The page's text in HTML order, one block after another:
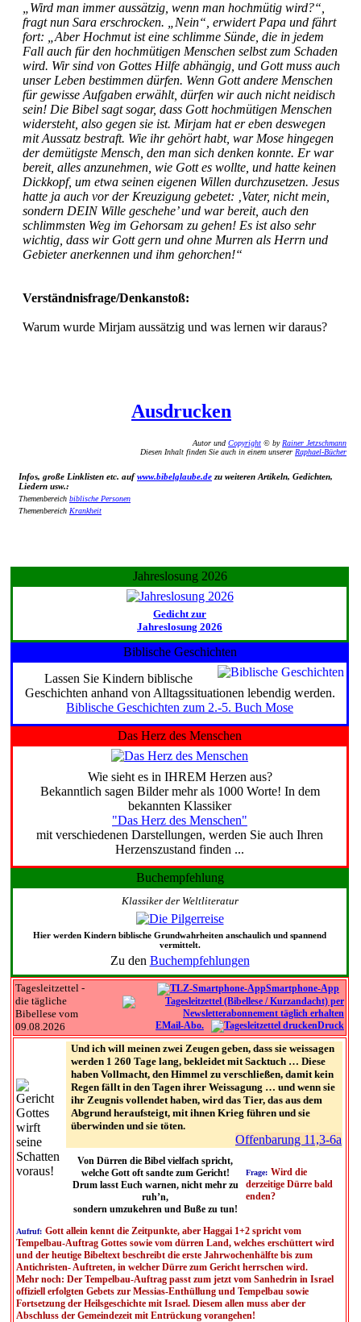
„Wird man immer aussätzig, wenn man hochmütig wird?“,
fragt nun Sara erschrocken. „Nein“, erwidert Papa und fährt
fort: „Aber Hochmut ist eine schlimme Sünde, die in jedem
Fall auch für den hochmütigen Menschen selbst zum Schaden
wird. Wir sind von Gottes Hilfe abhängig, und Gott muss auch
unser Leben bestimmen dürfen. Wenn Gott andere Menschen
für gewisse Aufgaben erwählt, dürfen wir auch nicht neidisch
sein! Die Bibel sagt sogar, dass Gott hochmütigen Menschen
widersteht, also gegen sie ist. Mirjam hat er eben deswegen
mit Aussatz bestraft. Wie ihr gehört habt, war Mose hingegen
der demütigste Mensch, den man sich denken konnte. Er war
bereit, alles anzunehmen, wie Gott es wollte, und hatte keinen
Dickkopf, um etwa seinen eigenen Willen durchzusetzen. Jesus
hatte ja auch vor der Kreuzigung gebetet: ‚Vater, nicht mein,
sondern DEIN Wille geschehe’ und war bereit, auch den
schlimmsten Weg im Gehorsam zu gehen! Es ist also sehr
wichtig, dass wir Gott gern und ohne Murren als Herrn und
Gebieter anerkennen und ihm gehorchen!“
Verständnisfrage/Denkanstoß:
Warum wurde Mirjam aussätzig und was lernen wir daraus?
Ausdrucken
Autor und Copyright © by Rainer Jetzschmann
Diesen Inhalt finden Sie auch in einem unserer Raphael-Bücher
Infos, große Linklisten etc. aufwww.bibelglaube.de zu weiteren Artikeln, Gedichten,
Liedern usw.:
Themenbereich biblische Personen
Themenbereich Krankheit
Jahreslosung 2026
Gedicht zur
Jahreslosung 2026
Biblische Geschichten
Lassen Sie Kindern biblische
Geschichten anhand von Alltagssituationen lebendig werden.
Biblische Geschichten zum 2.-5. Buch Mose
Das Herz des Menschen
Wie sieht es in IHREM Herzen aus?
Bekanntlich sagen Bilder mehr als 1000 Worte! In dem
bekannten Klassiker
"Das Herz des Menschen"
mit verschiedenen Darstellungen, werden Sie auch Ihren
Herzenszustand finden ...
Buchempfehlung
Klassiker der Weltliteratur
Hier werden Kindern biblische Grundwahrheiten anschaulich und spannend
vermittelt.
Zu den Buchempfehlungen
Tagesleitzettel -
die tägliche
Bibellese vom
09.08.2026
Smartphone-App
EMail-Abo. Druck
Und ich will meinen zwei Zeugen geben, dass sie weissagen
werden 1 260 Tage lang, bekleidet mit Sacktuch … Diese
haben Vollmacht, den Himmel zu verschließen, damit kein
Regen fällt in den Tagen ihrer Weissagung … und wenn sie
ihr Zeugnis vollendet haben, wird das Tier, das aus dem
Abgrund heraufsteigt, mit ihnen Krieg führen und sie
überwinden und sie töten.
Offenbarung 11,3-6a
Von Dürren die Bibel vielfach spricht,
welche Gott oft sandte zum Gericht!
Drum lasst Euch warnen, nicht mehr zu
ruh’n,
sondern umzukehren und Buße zu tun!
Frage: Wird die
derzeitige Dürre bald
enden?
Aufruf: Gott allein kennt die Zeitpunkte, aber Haggai 1+2 spricht vom
Tempelbau-Auftrag Gottes sowie vom dürren Land, welches erschüttert wird
und der heutige Bibeltext beschreibt die erste Jahrwochenhälfte bis zum
Antichristen- Auftreten, in welcher Dürre zum Gericht herrschen wird.
Mehr noch: Der Tempelbau-Auftrag passt zum jetzt vom Sanhedrin in Israel
offiziell erfolgten Gebets zur Messias-Enthüllung und Tempelbau sowie
Fortsetzung der Heilsgeschichte mit Israel. Diesem allen muss aber der
Abschluss der Gemeindezeit mit Entrückung vorangehen!